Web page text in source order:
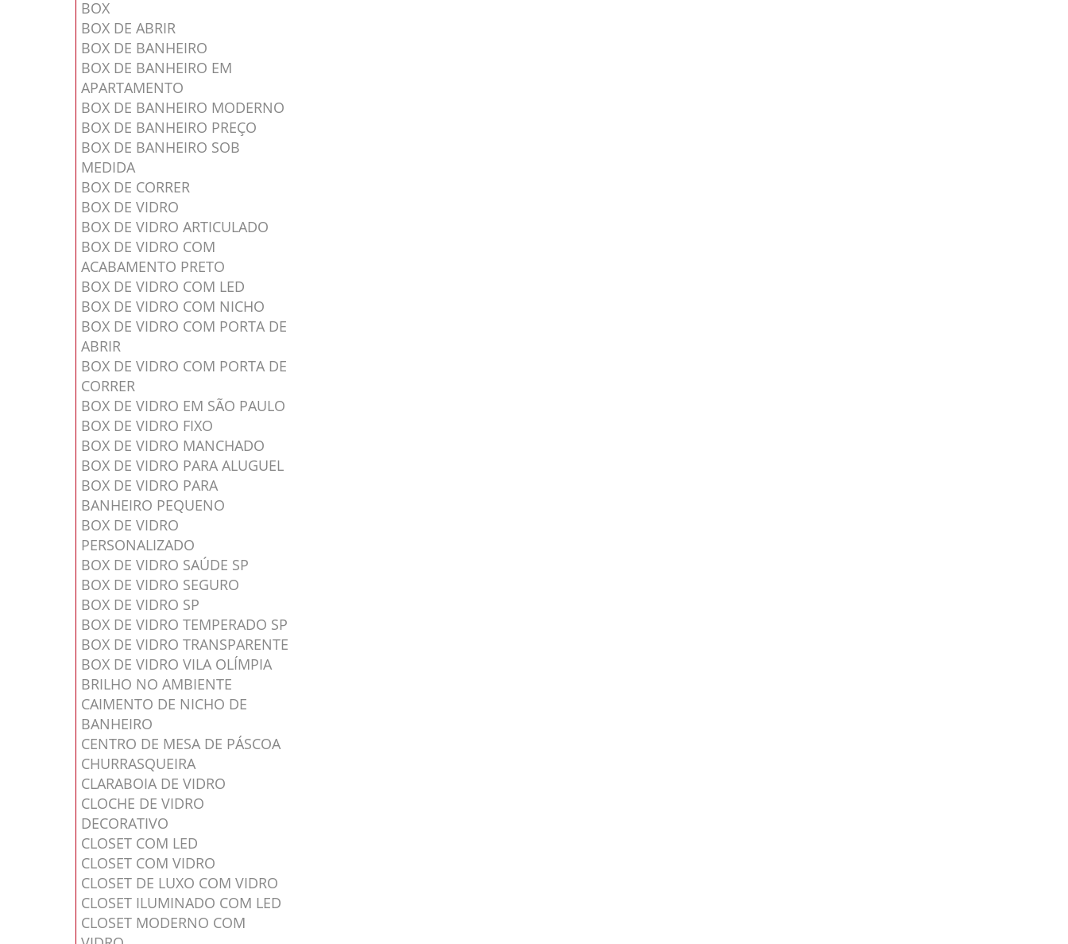
BOX
BOX DE ABRIR
BOX DE BANHEIRO
BOX DE BANHEIRO EM
APARTAMENTO
BOX DE BANHEIRO MODERNO
BOX DE BANHEIRO PREÇO
BOX DE BANHEIRO SOB
MEDIDA
BOX DE CORRER
BOX DE VIDRO
BOX DE VIDRO ARTICULADO
BOX DE VIDRO COM
ACABAMENTO PRETO
BOX DE VIDRO COM LED
BOX DE VIDRO COM NICHO
BOX DE VIDRO COM PORTA DE
ABRIR
BOX DE VIDRO COM PORTA DE
CORRER
BOX DE VIDRO EM SÃO PAULO
BOX DE VIDRO FIXO
BOX DE VIDRO MANCHADO
BOX DE VIDRO PARA ALUGUEL
BOX DE VIDRO PARA
BANHEIRO PEQUENO
BOX DE VIDRO
PERSONALIZADO
BOX DE VIDRO SAÚDE SP
BOX DE VIDRO SEGURO
BOX DE VIDRO SP
BOX DE VIDRO TEMPERADO SP
BOX DE VIDRO TRANSPARENTE
BOX DE VIDRO VILA OLÍMPIA
BRILHO NO AMBIENTE
CAIMENTO DE NICHO DE
BANHEIRO
CENTRO DE MESA DE PÁSCOA
CHURRASQUEIRA
CLARABOIA DE VIDRO
CLOCHE DE VIDRO
DECORATIVO
CLOSET COM LED
CLOSET COM VIDRO
CLOSET DE LUXO COM VIDRO
CLOSET ILUMINADO COM LED
CLOSET MODERNO COM